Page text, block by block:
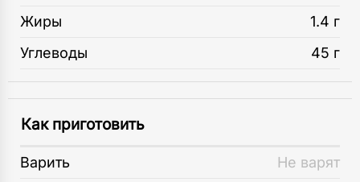
Жиры
1.4 г
Углеводы
45 г
Как приготовить
Варить
Не варят